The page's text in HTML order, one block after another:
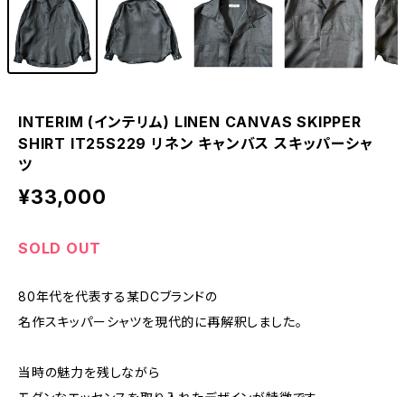
INTERIM (インテリム) LINEN CANVAS SKIPPER
SHIRT IT25S229 リネン キャンバス スキッパーシャ
ツ
¥33,000
SOLD OUT
80年代を代表する某DCブランドの
名作スキッパーシャツを現代的に再解釈しました。
当時の魅力を残しながら